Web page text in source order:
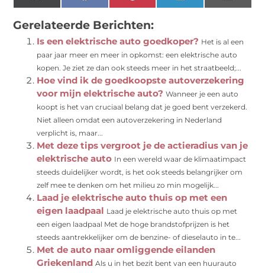
(Twitter)
Gerelateerde Berichten:
Is een elektrische auto goedkoper? Het is al een
paar jaar meer en meer in opkomst: een elektrische auto
kopen. Je ziet ze dan ook steeds meer in het straatbeeld;...
Hoe vind ik de goedkoopste autoverzekering
voor mijn elektrische auto? Wanneer je een auto
koopt is het van cruciaal belang dat je goed bent verzekerd.
Niet alleen omdat een autoverzekering in Nederland
verplicht is, maar...
Met deze tips vergroot je de actieradius van je
elektrische auto In een wereld waar de klimaatimpact
steeds duidelijker wordt, is het ook steeds belangrijker om
zelf mee te denken om het milieu zo min mogelijk...
Laad je elektrische auto thuis op met een
eigen laadpaal Laad je elektrische auto thuis op met
een eigen laadpaal Met de hoge brandstofprijzen is het
steeds aantrekkelijker om de benzine- of dieselauto in te...
Met de auto naar omliggende eilanden
Griekenland Als u in het bezit bent van een huurauto